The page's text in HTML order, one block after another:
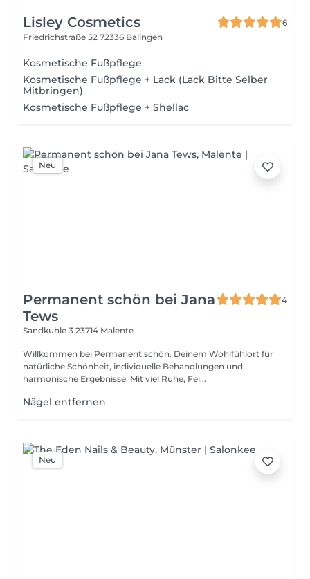
Lisley Cosmetics
6
Friedrichstraße 52 72336 Balingen
Kosmetische Fußpflege
Kosmetische Fußpflege + Lack (Lack Bitte Selber
Mitbringen)
Kosmetische Fußpflege + Shellac
Neu
Permanent schön bei Jana
Tews
4
Sandkuhle 3 23714 Malente
Willkommen bei Permanent schön. Deinem Wohlfühlort für
natürliche Schönheit, individuelle Behandlungen und
harmonische Ergebnisse. Mit viel Ruhe, Fei...
Nägel entfernen
Neu